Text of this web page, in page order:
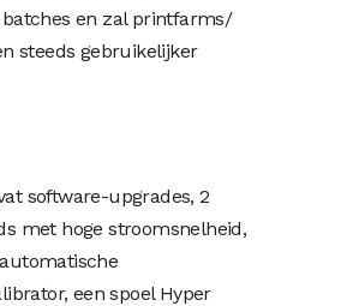
en zal printfarms/
steeds gebruikelijker
software-upgrades, 2
met hoge stroomsnelheid,
een spoel Hyper